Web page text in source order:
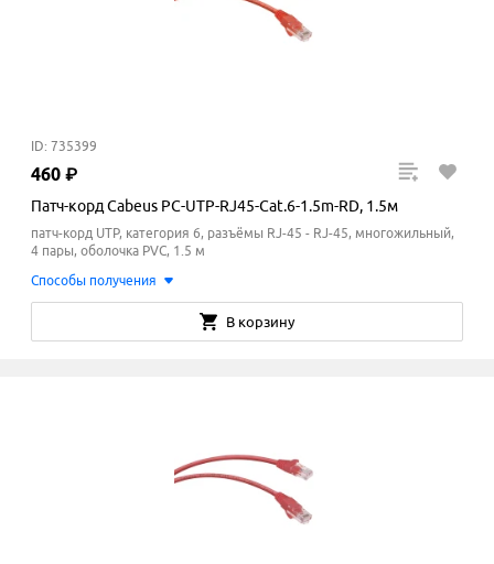
ID: 735399
460 ₽
Патч-корд Cabeus PC-UTP-RJ45-Cat.6-1.5m-RD, 1.5м
патч-корд UTP, категория 6, разъёмы RJ-45 - RJ-45, многожильный,
4 пары, оболочка PVC, 1.5 м
Способы получения
В корзину